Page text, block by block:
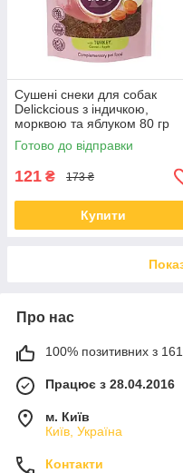
Сушені снеки для собак
Delickcious з індичкою,
морквою та яблуком 80 гр
Готово до відправки
121 ₴ 173 ₴
Купити
Про нас
100% позитивних з
Працює з 28.04.2016
м. Київ
Київ, Україна
Контакти